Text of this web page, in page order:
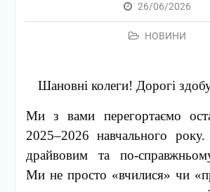
26/06/2026
НОВИНИ
Шановні колеги! Дорогі
Ми з вами перегортаємо
2025–2026 навчального
драйвовим та по-
Ми не просто «вчилися» чи